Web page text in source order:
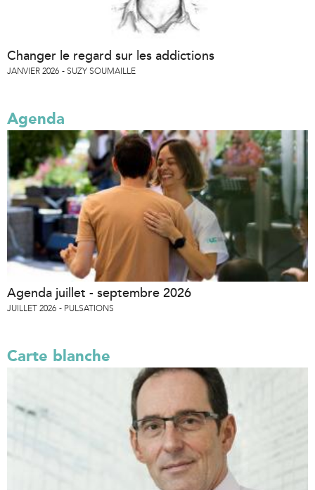
Changer le regard sur les addictions
JANVIER 2026 SUZY SOUMAILLE
Agenda
Agenda juillet - septembre 2026
JUILLET 2026 PULSATIONS
Carte blanche